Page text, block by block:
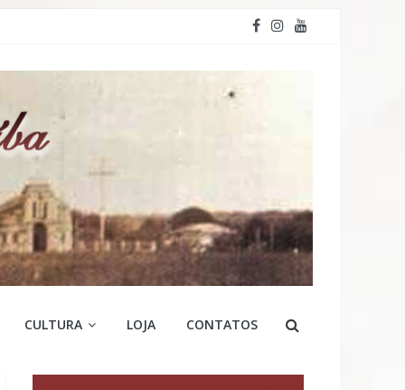
CULTURA LOJA CONTATOS